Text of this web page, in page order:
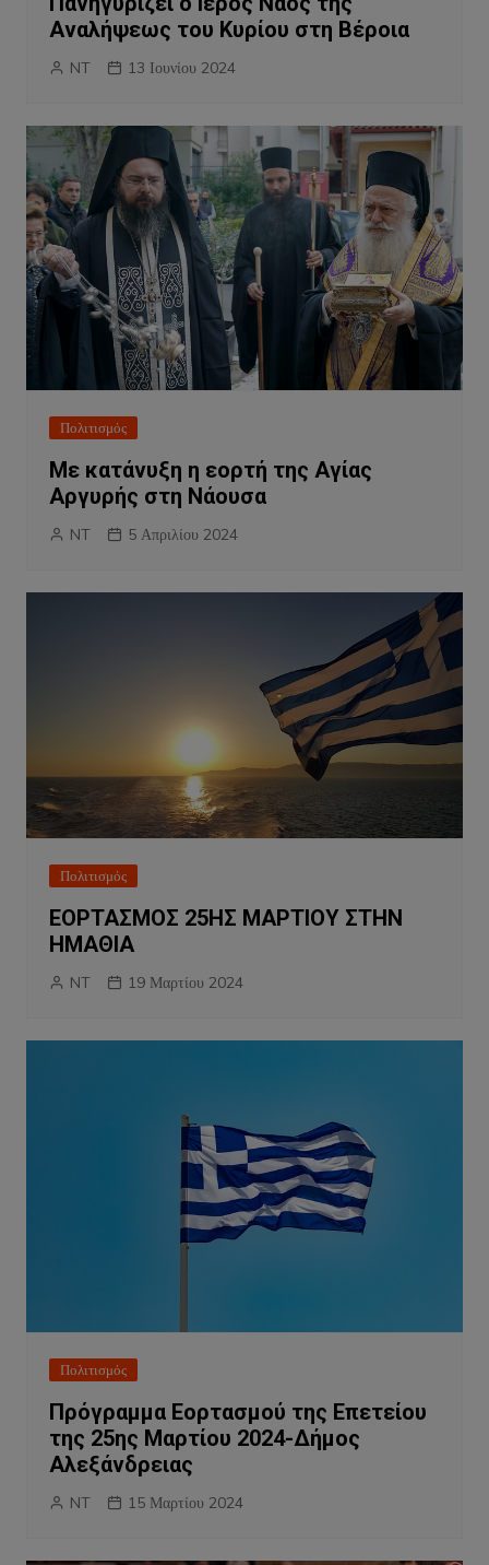
Αναλήψεως του Κυρίου στη Βέροια
NT 13 Ιουνίου 2024
Πολιτισμός
Με κατάνυξη η εορτή της Αγίας
Αργυρής στη Νάουσα
NT 5 Απριλίου 2024
Πολιτισμός
ΕΟΡΤΑΣΜΟΣ 25ΗΣ ΜΑΡΤΙΟΥ ΣΤΗΝ
ΗΜΑΘΙΑ
NT 19 Μαρτίου 2024
Πολιτισμός
Πρόγραμμα Εορτασμού της Επετείου
της 25ης Μαρτίου 2024-Δήμος
Αλεξάνδρειας
NT 15 Μαρτίου 2024